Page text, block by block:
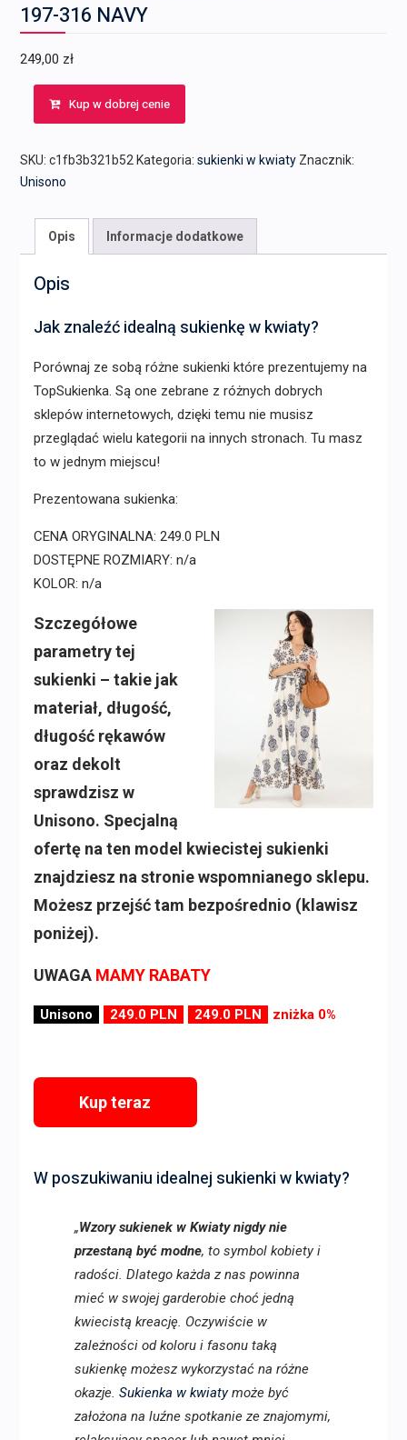
197-316 NAVY
249,00 zł
Kup w dobrej cenie
SKU: c1fb3b321b52 Kategoria: sukienki w kwiaty Znacznik:
Unisono
Opis Informacje dodatkowe
Opis
Jak znaleźć idealną sukienkę w kwiaty?
Porównaj ze sobą różne sukienki które prezentujemy na
TopSukienka. Są one zebrane z różnych dobrych
sklepów internetowych, dzięki temu nie musisz
przeglądać wielu kategorii na innych stronach. Tu masz
to w jednym miejscu!
Prezentowana sukienka:
CENA ORYGINALNA: 249.0 PLN
DOSTĘPNE ROZMIARY: n/a
KOLOR: n/a
Szczegółowe
parametry tej
sukienki – takie jak
materiał, długość,
długość rękawów
oraz dekolt
sprawdzisz w
Unisono. Specjalną
ofertę na ten model kwiecistej sukienki
znajdziesz na stronie wspomnianego sklepu.
Możesz przejść tam bezpośrednio (klawisz
poniżej).
UWAGA MAMY RABATY
Unisono 249.0 PLN 249.0 PLN zniżka 0%
Kup teraz
W poszukiwaniu idealnej sukienki w kwiaty?
„Wzory sukienek w Kwiaty nigdy nie
przestaną być modne, to symbol kobiety i
radości. Dlatego każda z nas powinna
mieć w swojej garderobie choć jedną
kwiecistą kreację. Oczywiście w
zależności od koloru i fasonu taką
sukienkę możesz wykorzystać na różne
okazje. Sukienka w kwiatymoże być
założona na luźne spotkanie ze znajomymi,